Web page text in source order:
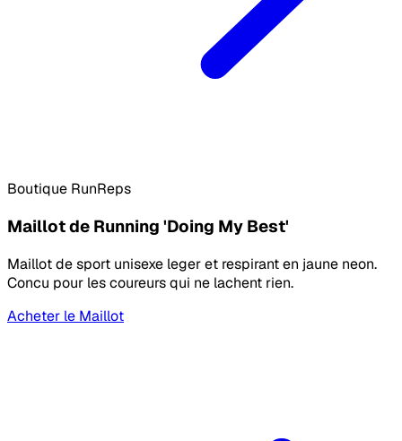
Boutique RunReps
Maillot de Running 'Doing My Best'
Maillot de sport unisexe leger et respirant en jaune neon.
Concu pour les coureurs qui ne lachent rien.
Acheter le Maillot